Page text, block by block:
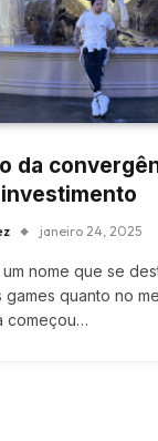
da
janeiro 24, 2025
nome que se
games quanto no
começou…